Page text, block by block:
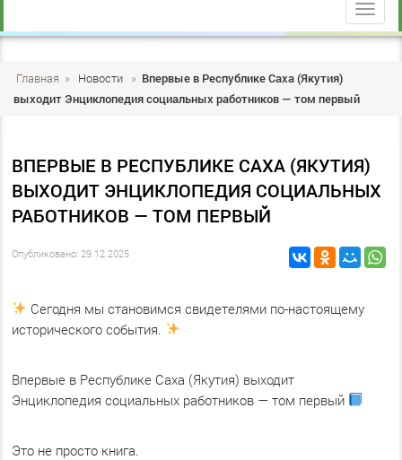
trk
Главная » Новости » Впервые в Республике Саха (Якутия)
выходит Энциклопедия социальных работников — том первый
ВПЕРВЫЕ В РЕСПУБЛИКЕ САХА (ЯКУТИЯ)
ВЫХОДИТ ЭНЦИКЛОПЕДИЯ СОЦИАЛЬНЫХ
РАБОТНИКОВ — ТОМ ПЕРВЫЙ
Опубликовано: 29.12.2025
Сегодня мы становимся свидетелями по-настоящему
исторического события.
Впервые в Республике Саха (Якутия) выходит
Энциклопедия социальных работников — том первый
Это не просто книга.